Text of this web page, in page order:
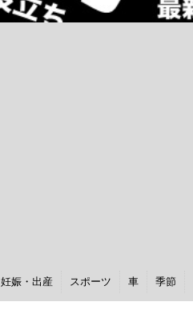
妊娠・出産 スポーツ 車 季節